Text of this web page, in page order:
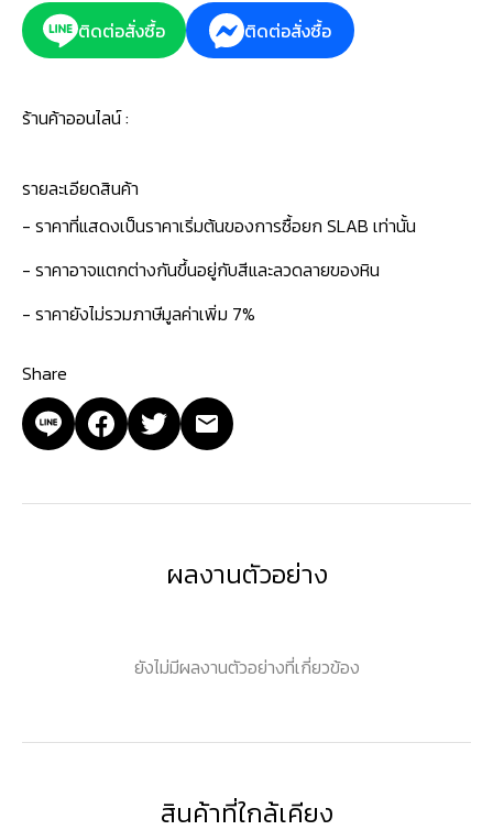
ติดต่อสั่งซื้อ
ติดต่อสั่งซื้อ
ร้านค้าออนไลน์ :
รายละเอียดสินค้า
- ราคาที่แสดงเป็นราคาเริ่มต้นของการซื้อยก SLAB เท่านั้น
- ราคาอาจแตกต่างกันขึ้นอยู่กับสีและลวดลายของหิน
- ราคายังไม่รวมภาษีมูลค่าเพิ่ม 7%
Share
ผลงานตัวอย่าง
ยังไม่มีผลงานตัวอย่างที่เกี่ยวข้อง
สินค้าที่ใกล้เคียง